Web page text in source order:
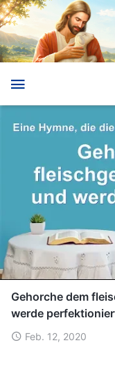
Gehorche dem
werde
Feb. 12, 2020